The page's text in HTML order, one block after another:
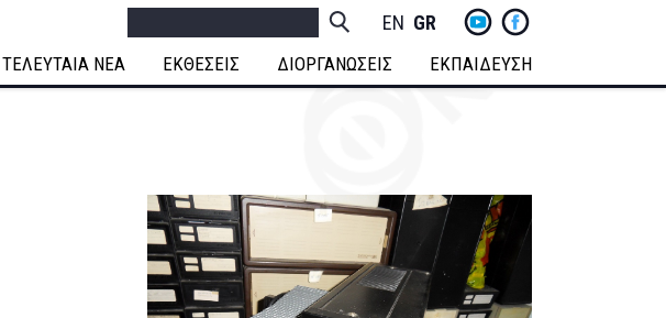
Socials
Menu
ENGLISHGREEK
ΤΕΛΕΥΤΑΙΑ ΝΕΑ ΕΚΘΕΣΕΙΣ ΔΙΟΡΓΑΝΩΣΕΙΣ ΕΚΠΑΙΔΕΥΣΗ